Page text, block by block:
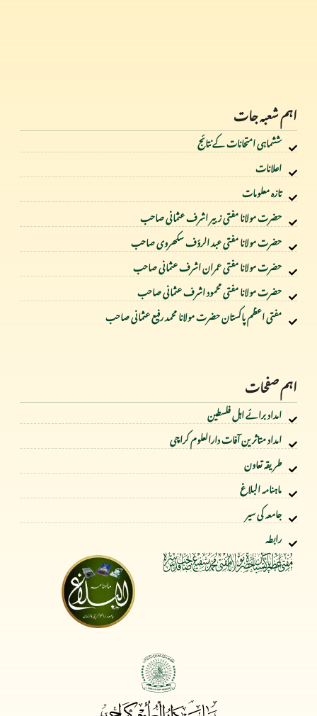
اہم شعبہ جات
ششماہی امتحانات کے نتائج
اعلانات
تازہ معلومات
حضرت مولانا مفتی زبیر اشرف عثمانی صاحب
حضرت مولانا مفتی عبد الرؤف سکھروی صاحب
حضرت مولانا مفتی عمران اشرف عثمانی صاحب
حضرت مولانا مفتی محمود اشرف عثمانی صاحب
مفتی اعظم پاکستان حضرت مولانا محمد رفیع عثمانی صاحب
اہم صفحات
امداد برائے اہل فلسطین
امداد متاثرین آفات دارالعلوم کراچی
طریقہ تعاون
ماہنامہ البلاغ
جامعہ کی سیر
رابطہ